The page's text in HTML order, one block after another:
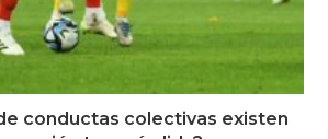
conductas colectivas existen